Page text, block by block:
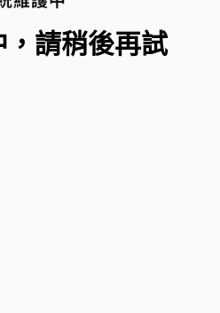
，請稍後再試